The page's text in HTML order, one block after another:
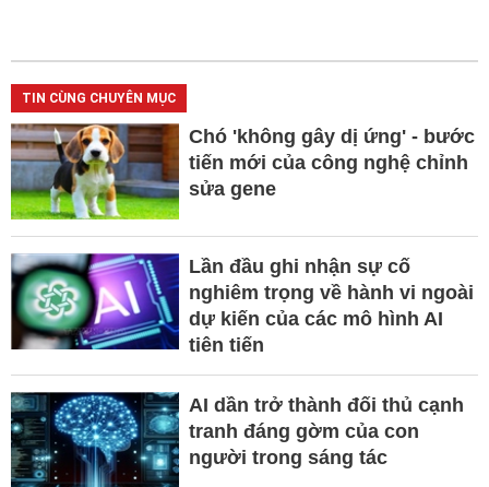
TIN CÙNG CHUYÊN MỤC
Chó 'không gây dị ứng' - bước
tiến mới của công nghệ chỉnh
sửa gene
Lần đầu ghi nhận sự cố
nghiêm trọng về hành vi ngoài
dự kiến của các mô hình AI
tiên tiến
AI dần trở thành đối thủ cạnh
tranh đáng gờm của con
người trong sáng tác